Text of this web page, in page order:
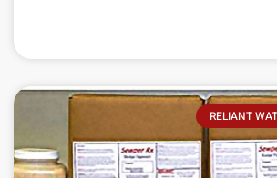
RELIANT